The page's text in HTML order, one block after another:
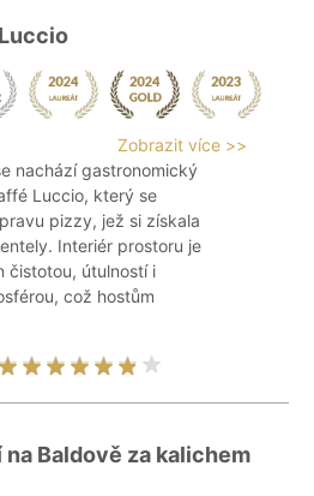
Zobrazit více >>
nachází gastronomický
Luccio, který se
pizzy, jež si získala
Interiér prostoru je
čistotou, útulností i
což hostům
Baldově za kalichem